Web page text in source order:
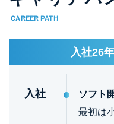
入社26
入社
ソフト
最初は